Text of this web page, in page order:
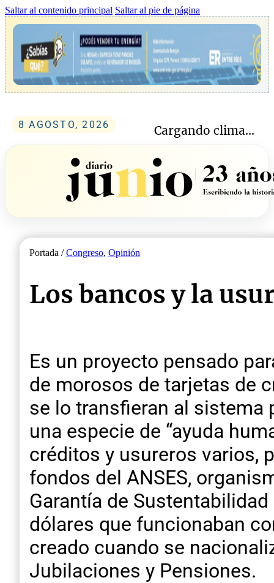
Saltar al contenido principal Saltar al pie de página
8 AGOSTO, 2026 Cargando clima...
Portada /Congreso, Opinión
Los bancos y la
Es un proyecto pensado
de morosos de tarjetas de
se lo transfieran al
una especie de “ayuda
créditos y usureros varios,
fondos del ANSES,
Garantía de
dólares que funcionaban
creado cuando se
Jubilaciones y Pensiones.